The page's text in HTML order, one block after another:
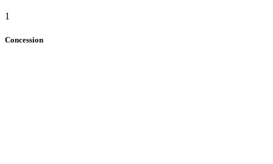
1
Concession